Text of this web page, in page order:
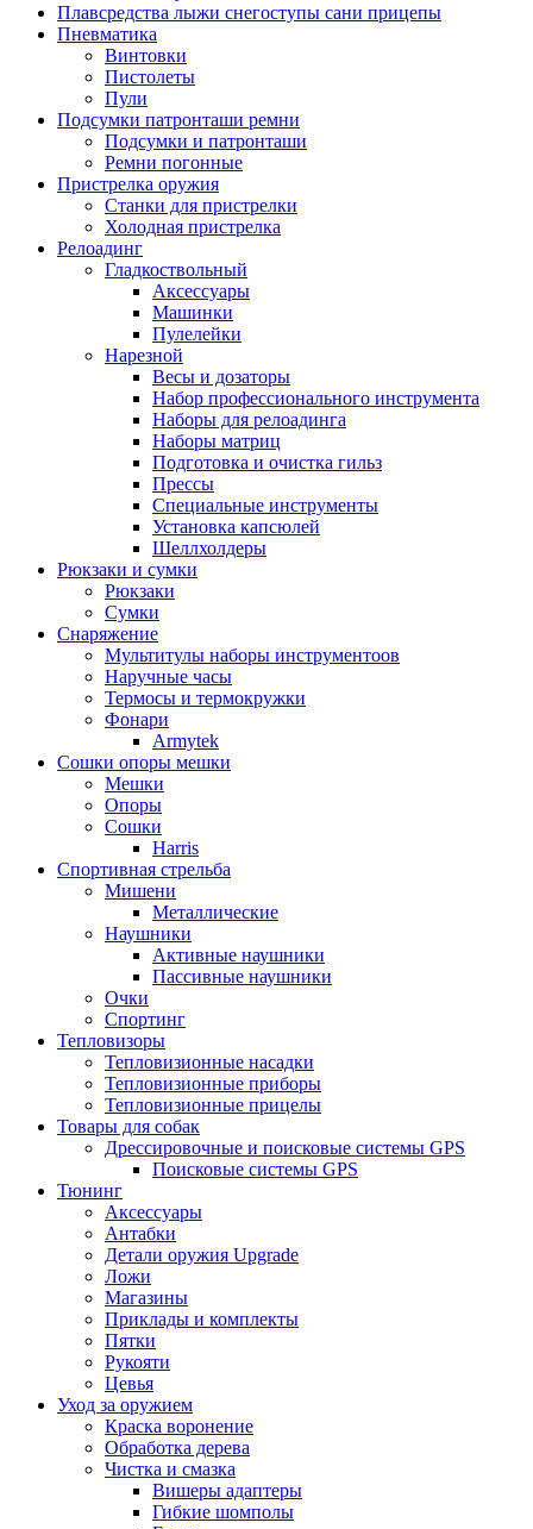
Плавсредства лыжи снегоступы сани прицепы
Пневматика
Винтовки
Пистолеты
Пули
Подсумки патронташи ремни
Подсумки и патронташи
Ремни погонные
Пристрелка оружия
Станки для пристрелки
Холодная пристрелка
Релоадинг
Гладкоствольный
Аксессуары
Машинки
Пулелейки
Нарезной
Весы и дозаторы
Набор профессионального инструмента
Наборы для релоадинга
Наборы матриц
Подготовка и очистка гильз
Прессы
Специальные инструменты
Установка капсюлей
Шеллхолдеры
Рюкзаки и сумки
Рюкзаки
Сумки
Снаряжение
Мультитулы наборы инструментоов
Наручные часы
Термосы и термокружки
Фонари
Armytek
Сошки опоры мешки
Мешки
Опоры
Сошки
Harris
Спортивная стрельба
Мишени
Металлические
Наушники
Активные наушники
Пассивные наушники
Очки
Спортинг
Тепловизоры
Тепловизионные насадки
Тепловизионные приборы
Тепловизионные прицелы
Товары для собак
Дрессировочные и поисковые системы GPS
Поисковые системы GPS
Тюнинг
Аксессуары
Антабки
Детали оружия Upgrade
Ложи
Магазины
Приклады и комплекты
Пятки
Рукояти
Цевья
Уход за оружием
Краска воронение
Обработка дерева
Чистка и смазка
Вишеры адаптеры
Гибкие шомполы